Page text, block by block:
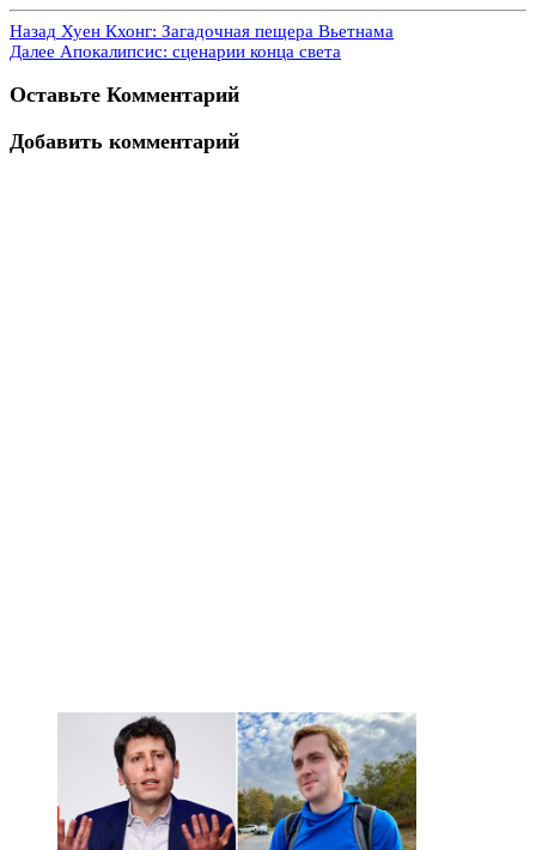
Назад Хуен Кхонг: Загадочная пещера Вьетнама
Далее Апокалипсис: сценарии конца света
Оставьте Комментарий
Добавить комментарий